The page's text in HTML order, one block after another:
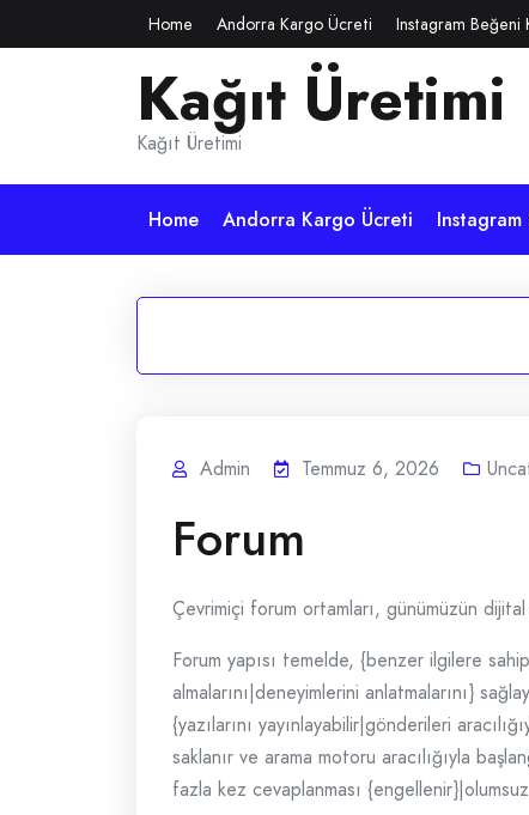
to
Home Andorra Kargo Ücreti Instagram Beğeni
Kağıt Üretimi
Kağıt Üretimi
Home Andorra Kargo Ücreti Instagram
Admin Temmuz 6, 2026
Forum
Çevrimiçi forum ortamları, günümüzün
Forum yapısı temelde, {benzer ilgilere
almalarını|deneyimlerini anlatmalarını}
{yazılarını yayınlayabilir|gönderileri
saklanır ve arama motoru aracılığıyla
fazla kez cevaplanması